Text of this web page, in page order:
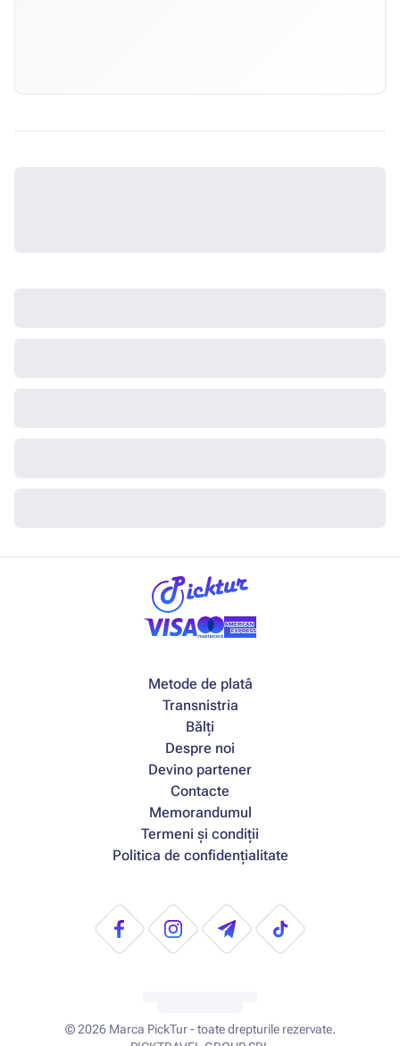
Metode de platâ
Transnistria
Bălți
Despre noi
Devino partener
Contacte
Memorandumul
Termeni și condiții
Politica de confidențialitate
© 2026 Marca PickTur - toate drepturile rezervate.